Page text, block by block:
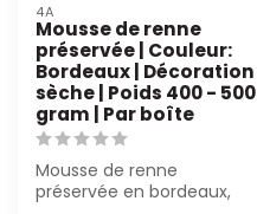
4A
Mousse de renne
préservée | Couleur:
Bordeaux | Décoration
sèche | Poids 400 - 500
gram | Par boîte
Mousse de renne
préservée en bordeaux,